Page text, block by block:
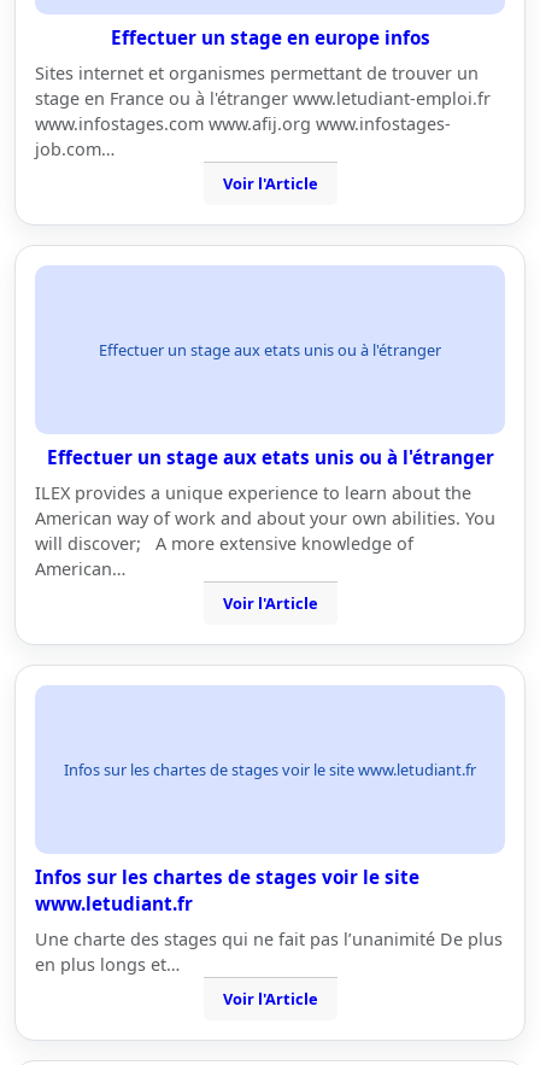
Effectuer un stage en europe infos
Sites internet et organismes permettant de trouver un
stage en France ou à l'étranger www.letudiant-emploi.fr
www.infostages.com www.afij.org www.infostages-
job.com…
Voir l'Article
Effectuer un stage aux etats unis ou à l'étranger
Effectuer un stage aux etats unis ou à l'étranger
ILEX provides a unique experience to learn about the
American way of work and about your own abilities. You
will discover; A more extensive knowledge of
American…
Voir l'Article
Infos sur les chartes de stages voir le site www.letudiant.fr
Infos sur les chartes de stages voir le site
www.letudiant.fr
Une charte des stages qui ne fait pas l’unanimité De plus
en plus longs et…
Voir l'Article